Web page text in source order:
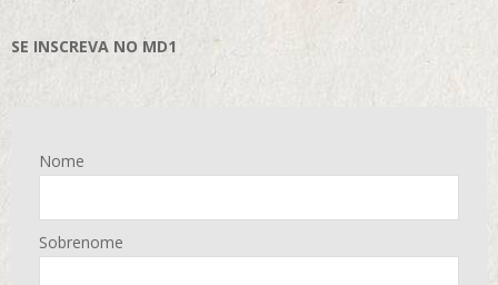
SE INSCREVA NO MD1
Nome
Sobrenome